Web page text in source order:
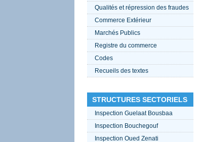
Qualités et répression des fraudes
Commerce Extérieur
Marchés Publics
Registre du commerce
Codes
Recueils des textes
STRUCTURES SECTORIELS
Inspection Guelaat Bousbaa
Inspection Bouchegouf
Inspection Oued Zenati